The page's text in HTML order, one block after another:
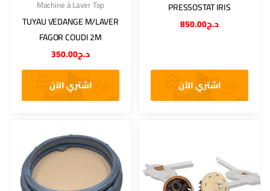
Machine à Laver Top
TUYAU VEDANGE M/LAVER
FAGOR COUDI 2M
د.ج350.00
اشتري الآن
PRESSOSTAT IRIS
د.ج850.00
اشتري الآن